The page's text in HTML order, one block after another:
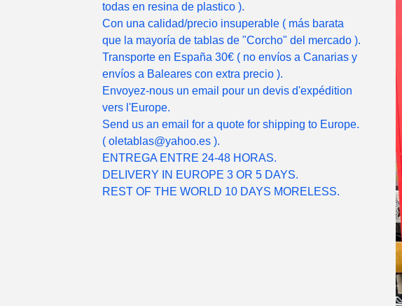
todas en resina de plastico ).
Con una calidad/precio insuperable ( más barata
que la mayoría de tablas de "Corcho" del mercado ).
Transporte en España 30€ ( no envíos a Canarias y
envíos a Baleares con extra precio ).
Envoyez-nous un email pour un devis d'expédition
vers l'Europe.
Send us an email for a quote for shipping to Europe.
( oletablas@yahoo.es ).
ENTREGA ENTRE 24-48 HORAS.
DELIVERY IN EUROPE 3 OR 5 DAYS.
REST OF THE WORLD 10 DAYS MORELESS.